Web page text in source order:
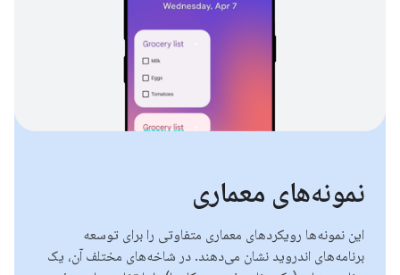
نمونه‌های معماری
این نمونه‌ها رویکردهای معماری متفاوتی را برای توسعه
برنامه‌های اندروید نشان می‌دهند. در شاخه‌های مختلف آن، یک